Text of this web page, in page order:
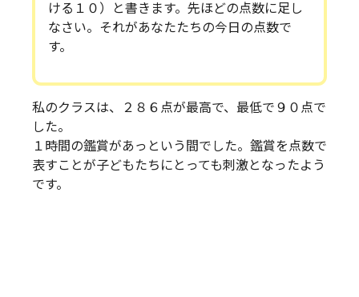
ける１０）と書きます。先ほどの点数に足し
なさい。それがあなたたちの今日の点数で
す。
私のクラスは、２８６点が最高で、最低で９０点で
した。
１時間の鑑賞があっという間でした。鑑賞を点数で
表すことが子どもたちにとっても刺激となったよう
です。